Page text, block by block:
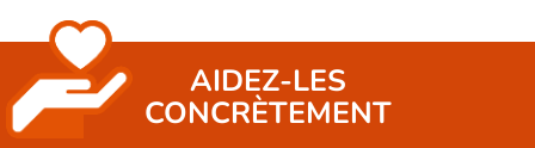
AIDEZ-LES
CONCRÈTEMENT